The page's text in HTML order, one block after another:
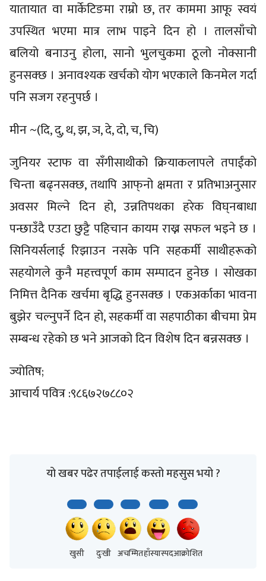
यातायात वा मार्केटिङमा राम्रो छ, तर काममा आफू स्वयं
उपस्थित भएमा मात्र लाभ पाइने दिन हो । तालसाँचो
बलियो बनाउनु होला, सानो भुलचुकमा ठूलो नोक्सानी
हुनसक्छ । अनावश्यक खर्चको योग भएकाले किनमेल गर्दा
पनि सजग रहनुपर्छ ।
मीन ~(दि, दु, थ, झ, ञ, दे, दो, च, चि)
जुनियर स्टाफ वा सँगीसाथीको क्रियाकलापले तपाईंको
चिन्ता बढ्नसक्छ, तथापि आफ्‌नो क्षमता र प्रतिभाअनुसार
अवसर मिल्ने दिन हो, उन्नतिपथका हरेक विघ्‌नबाधा
पन्छाउँदै एउटा छुट्टै पहिचान कायम राख्न सफल भइने छ ।
सिनियर्सलाई रिझाउन नसके पनि सहकर्मी साथीहरूको
सहयोगले कुनै महत्त्वपूर्ण काम सम्पादन हुनेछ । सोखका
निमित्त दैनिक खर्चमा बृद्धि हुनसक्छ । एकअर्काका भावना
बुझेर चल्नुपर्ने दिन हो, सहकर्मी वा सहपाठीका बीचमा प्रेम
सम्बन्ध रहेको छ भने आजको दिन विशेष दिन बन्नसक्छ ।
ज्योतिष;
आचार्य पवित्र :९८६७२७८८०२
यो खबर पढेर तपाईलाई कस्तो महसुस भयो ?
खुसी दुःखी अचम्मितहाँस्यास्पदआक्रोशित